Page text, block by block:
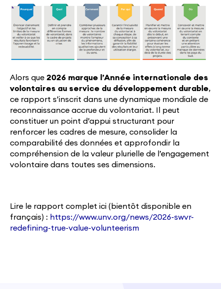
Alors que 2026 marque l’Année internationale des
volontaires au service du développement durable,
ce rapport s’inscrit dans une dynamique mondiale de
reconnaissance accrue du volontariat. Il peut
constituer un point d’appui structurant pour
renforcer les cadres de mesure, consolider la
comparabilité des données et approfondir la
compréhension de la valeur plurielle de l’engagement
volontaire dans toutes ses dimensions.
Lire le rapport complet ici (bientôt disponible en
français) : https://www.unv.org/news/2026-swvr-
redefining-true-value-volunteerism